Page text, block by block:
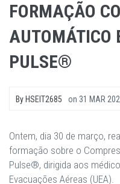
FORMAÇÃO
AUTOMÁTICO
PULSE®
By HSEIT2685 on 31 MAR
Ontem, dia 30 de março,
formação sobre o
Pulse®, dirigida aos
Evacuações Aéreas (UEA).